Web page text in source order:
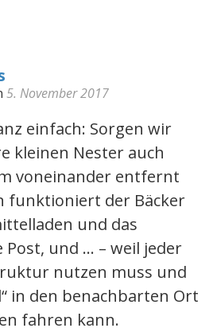
5. November 2017
einfach: Sorgen wir
kleinen Nester auch
voneinander entfernt
funktioniert der Bäcker
und das
Post, und … – weil jeder
nutzen muss und
in den benachbarten Ort
fahren kann.